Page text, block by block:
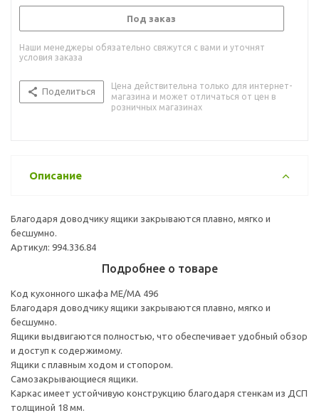
Под заказ
Наши менеджеры обязательно свяжутся с вами и уточнят
условия заказа
Поделиться
Цена действительна только для интернет-
магазина и может отличаться от цен в
розничных магазинах
Описание
Благодаря доводчику ящики закрываются плавно, мягко и
бесшумно.
Артикул: 994.336.84
Подробнее о товаре
Код кухонного шкафа ME/MA 496
Благодаря доводчику ящики закрываются плавно, мягко и
бесшумно.
Ящики выдвигаются полностью, что обеспечивает удобный обзор
и доступ к содержимому.
Ящики с плавным ходом и стопором.
Самозакрывающиеся ящики.
Каркас имеет устойчивую конструкцию благодаря стенкам из ДСП
толщиной 18 мм.